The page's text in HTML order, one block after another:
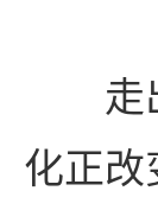
走出
化正